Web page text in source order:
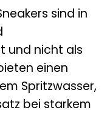
sind in
und nicht als
einen
Spritzwasser,
bei starkem